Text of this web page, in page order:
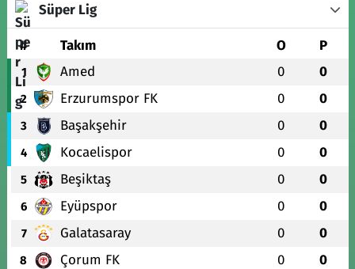
Süper Lig
# Takım O P
1 Amed 0 0
2 Erzurumspor FK 0 0
3 Başakşehir 0 0
4 Kocaelispor 0 0
5 Beşiktaş 0 0
6 Eyüpspor 0 0
7 Galatasaray 0 0
8 Çorum FK 0 0